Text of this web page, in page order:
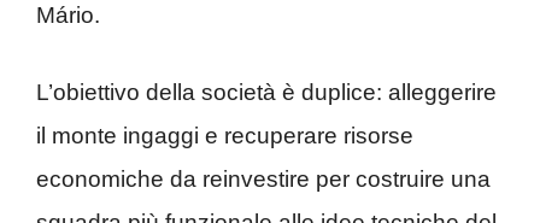
Mário.
L’obiettivo della società è duplice: alleggerire
il monte ingaggi e recuperare risorse
economiche da reinvestire per costruire una